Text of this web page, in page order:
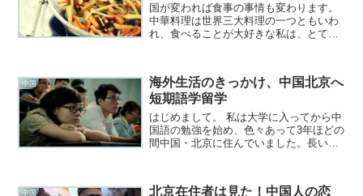
国が変われば食事の事情も変わります。
中華料理は世界三大料理の一つともいわ
れ、食べることが大好きな私は、とても
なる時があるものです。私...
中国
海外生活のきっかけ、中国北京へ
短期語学留学
はじめまして。 私は大学に入ってから中
国語の勉強を始め、色々あって3年ほどの
間中国・北京に住んでいました。長い時
中国
北京在住者は見た！中国人の恋